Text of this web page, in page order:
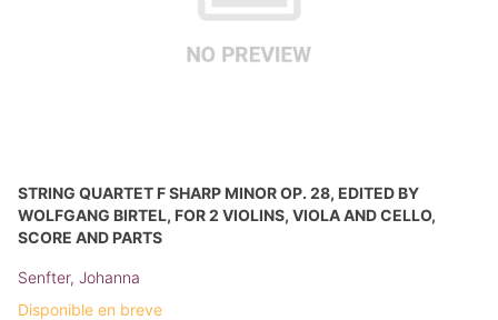
STRING QUARTET F SHARP MINOR OP. 28, EDITED BY
WOLFGANG BIRTEL, FOR 2 VIOLINS, VIOLA AND CELLO,
SCORE AND PARTS
Senfter, Johanna
Disponible en breve